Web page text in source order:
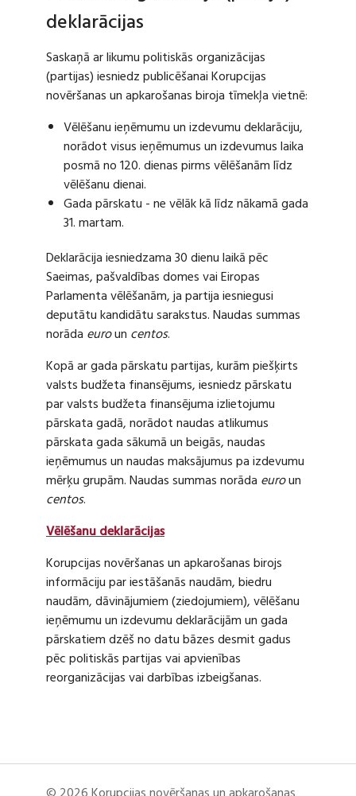
deklarācijas
Saskaņā ar likumu politiskās organizācijas
(partijas) iesniedz publicēšanai Korupcijas
novēršanas un apkarošanas biroja tīmekļa vietnē:
Vēlēšanu ieņēmumu un izdevumu deklarāciju,
norādot visus ieņēmumus un izdevumus laika
posmā no 120. dienas pirms vēlēšanām līdz
vēlēšanu dienai.
Gada pārskatu - ne vēlāk kā līdz nākamā gada
31. martam.
Deklarācija iesniedzama 30 dienu laikā pēc
Saeimas, pašvaldības domes vai Eiropas
Parlamenta vēlēšanām, ja partija iesniegusi
deputātu kandidātu sarakstus. Naudas summas
norāda euroun centos.
Kopā ar gada pārskatu partijas, kurām piešķirts
valsts budžeta finansējums, iesniedz pārskatu
par valsts budžeta finansējuma izlietojumu
pārskata gadā, norādot naudas atlikumus
pārskata gada sākumā un beigās, naudas
ieņēmumus un naudas maksājumus pa izdevumu
mērķu grupām. Naudas summas norāda euroun
centos.
Vēlēšanu deklarācijas
Korupcijas novēršanas un apkarošanas birojs
informāciju par iestāšanās naudām, biedru
naudām, dāvinājumiem (ziedojumiem), vēlēšanu
ieņēmumu un izdevumu deklarācijām un gada
pārskatiem dzēš no datu bāzes desmit gadus
pēc politiskās partijas vai apvienības
reorganizācijas vai darbības izbeigšanas.